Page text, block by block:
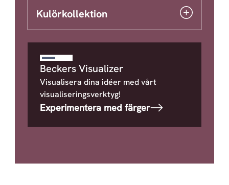
Kulörkollektion
Beckers Visualizer
Visualisera dina idéer med vårt
visualiseringsverktyg!
Experimentera med färger